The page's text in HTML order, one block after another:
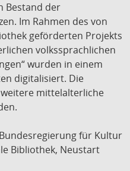
Bestand der
Im Rahmen des von
geförderten Projekts
volkssprachlichen
wurden in einem
digitalisiert. Die
mittelalterliche
für Kultur
Bibliothek, Neustart